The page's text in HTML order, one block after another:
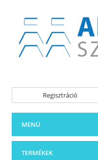
Regisztráció
MENÜ
TERMÉKEK